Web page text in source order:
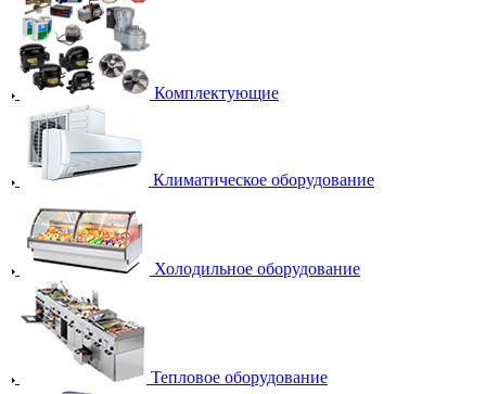
Комплектующие
Климатическое оборудование
Холодильное оборудование
Тепловое оборудование